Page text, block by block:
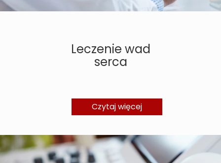
Leczenie wad
serca
Czytaj więcej